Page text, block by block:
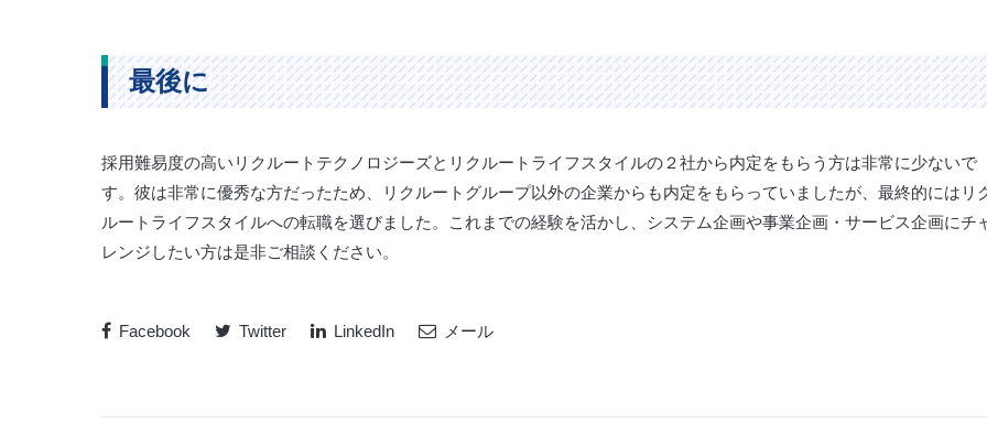
最後に
採用難易度の高いリクルートテクノロジーズとリクルートライフスタイルの２社から内定をもらう方は非常に少ないで
す。彼は非常に優秀な方だったため、リクルートグループ以外の企業からも内定をもらっていましたが、最終的にはリ
ルートライフスタイルへの転職を選びました。これまでの経験を活かし、システム企画や事業企画・サービス企画にチ
レンジしたい方は是非ご相談ください。
Facebook Twitter LinkedIn メール